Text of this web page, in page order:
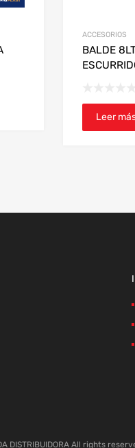
ACCESORIOS
BALDE
Leer
DISTRIBUIDORA All rights